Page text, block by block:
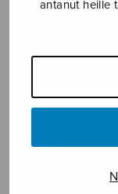
antanut heille
Klemetti Heikki
5,16€